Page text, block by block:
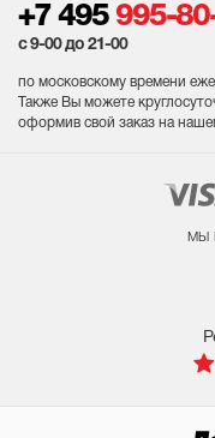
+7 495 995-
с 9-00 до 21-00
по московскому времени
Также Вы можете
оформив свой заказ на
мы